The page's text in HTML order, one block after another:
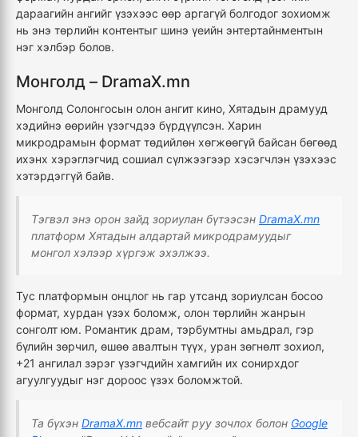
дараагийн ангийг үзэхээс өөр аргагүй болгодог зохиомж
нь энэ төрлийн контентыг шинэ үеийн энтертайнментын
нэг хэлбэр болов.
Монголд – DramaX.mn
Монголд Солонгосын олон ангит кино, Хятадын драмууд
хэдийнэ өөрийн үзэгчдээ бүрдүүлсэн. Харин
микродрамын формат төдийлөн хөгжөөгүй байсан бөгөөд
ихэнх хэрэглэгчид сошиал сүлжээгээр хэсэгчлэн үзэхээс
хэтэрдэггүй байв.
Тэгвэл энэ орон зайд зориулан бүтээсэн DramaX.mn
платформ Хятадын алдартай микродрамуудыг
монгол хэлээр хүргэж эхэлжээ.
Тус платформын онцлог нь гар утсанд зориулсан босоо
формат, хурдан үзэх боломж, олон төрлийн жанрын
сонголт юм. Романтик драм, тэрбумтны амьдрал, гэр
бүлийн зөрчил, өшөө авалтын түүх, уран зөгнөлт зохиол,
+21 ангилал зэрэг үзэгчдийн хамгийн их сонирхдог
агуулгуудыг нэг дороос үзэх боломжтой.
Та бүхэн DramaX.mn вебсайт руу зочлох болон Google